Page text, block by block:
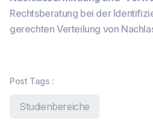
Rechtsberatung bei der
gerechten Verteilung von
Post Tags :
Studienbereiche